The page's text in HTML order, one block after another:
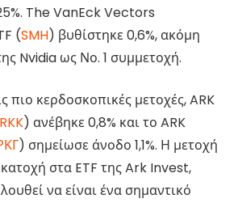
The VanEck Vectors
(SMH) βυθίστηκε 0,6%, ακόμη
Nvidia ως Νο. 1 συμμετοχή.
πιο κερδοσκοπικές μετοχές, ARK
) ανέβηκε 0,8% και το ARK
) σημείωσε άνοδο 1,1%. Η μετοχή
κατοχή στα ETF της Ark Invest,
να είναι ένα σημαντικό